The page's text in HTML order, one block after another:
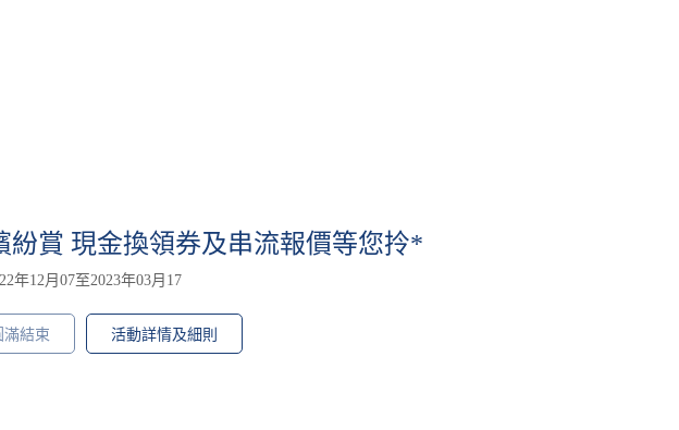
紛賞 現金換領券及串流報價等您拎*
年12月07至2023年03月17
滿結束 活動詳情及細則